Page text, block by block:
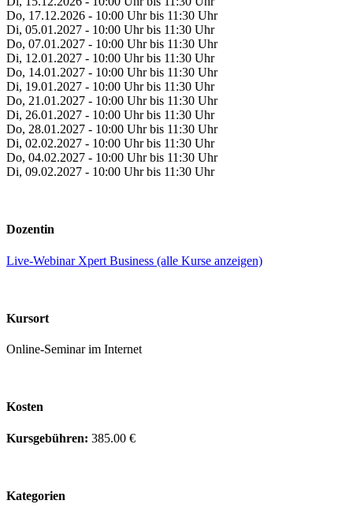
Do, 17.12.2026 - 10:00 Uhr bis 11:30 Uhr
Di, 05.01.2027 - 10:00 Uhr bis 11:30 Uhr
Do, 07.01.2027 - 10:00 Uhr bis 11:30 Uhr
Di, 12.01.2027 - 10:00 Uhr bis 11:30 Uhr
Do, 14.01.2027 - 10:00 Uhr bis 11:30 Uhr
Di, 19.01.2027 - 10:00 Uhr bis 11:30 Uhr
Do, 21.01.2027 - 10:00 Uhr bis 11:30 Uhr
Di, 26.01.2027 - 10:00 Uhr bis 11:30 Uhr
Do, 28.01.2027 - 10:00 Uhr bis 11:30 Uhr
Di, 02.02.2027 - 10:00 Uhr bis 11:30 Uhr
Do, 04.02.2027 - 10:00 Uhr bis 11:30 Uhr
Di, 09.02.2027 - 10:00 Uhr bis 11:30 Uhr
Dozentin
Live-Webinar Xpert Business (alle Kurse anzeigen)
Kursort
Online-Seminar im Internet
Kosten
Kursgebühren: 385.00 €
Kategorien